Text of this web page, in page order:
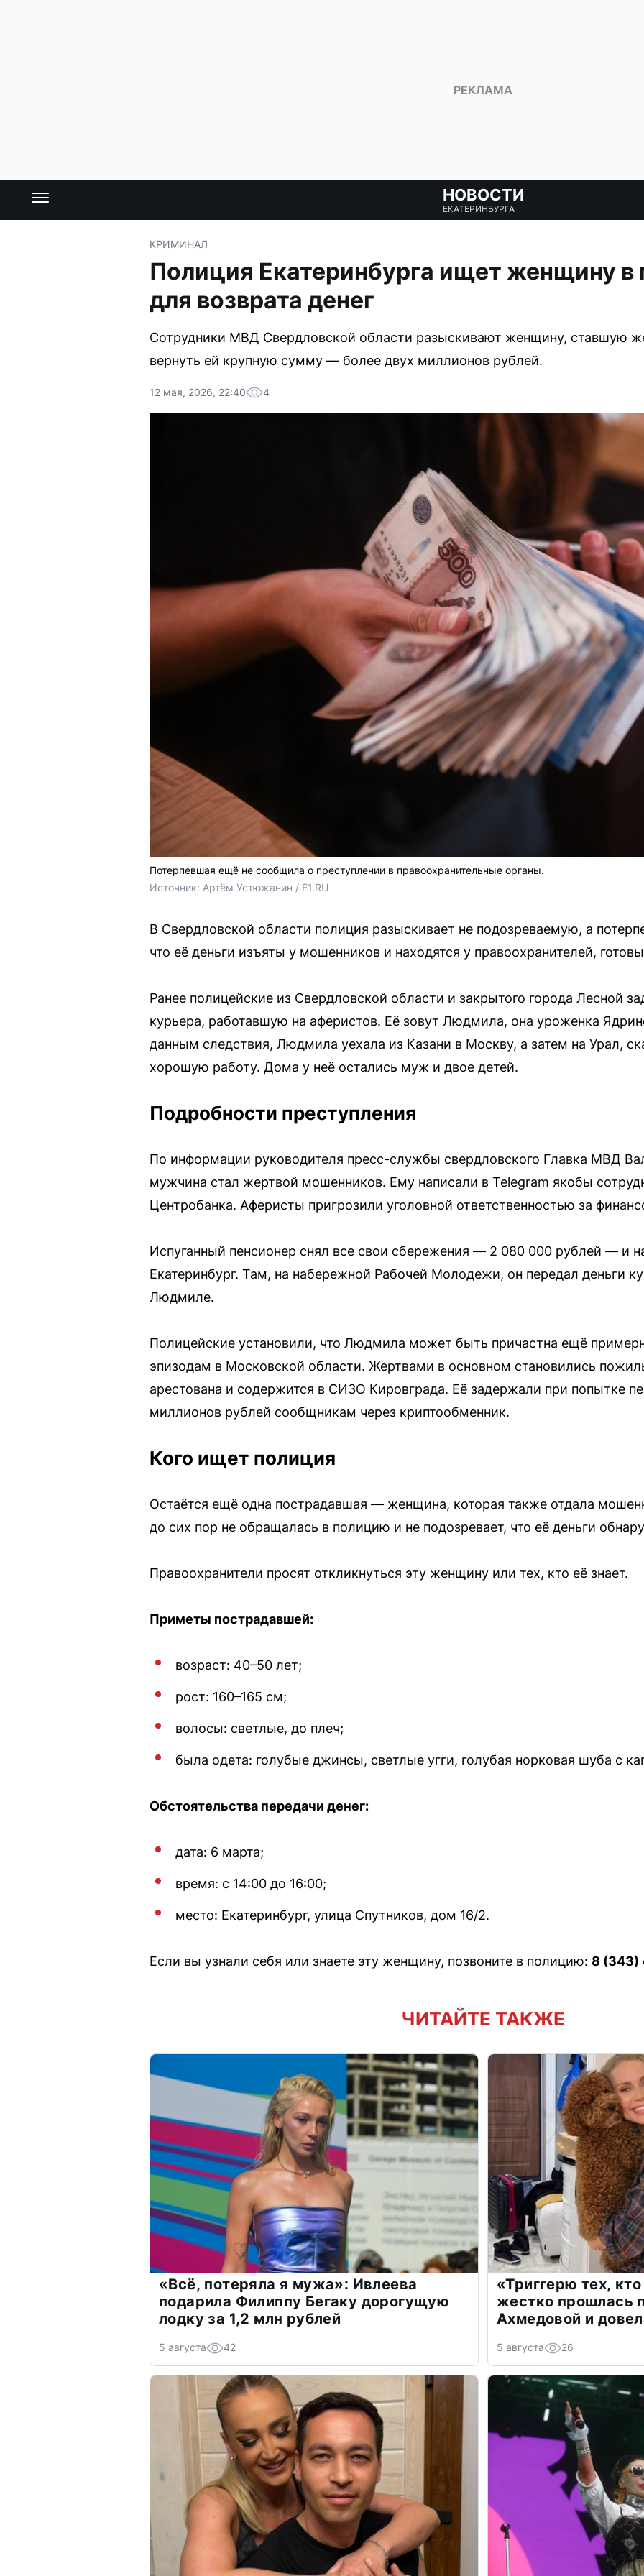
НОВОСТИ
ЕКАТЕРИНБУРГА
КРИМИНАЛ
Полиция Екатеринбурга ищет женщину в
для возврата денег
Сотрудники МВД Свердловской области разыскивают женщину, ставшую
вернуть ей крупную сумму — более двух миллионов рублей.
12 мая, 2026, 22:40 4
Потерпевшая ещё не сообщила о преступлении в правоохранительные органы.
Источник: Артём Устюжанин / E1.RU
В Свердловской области полиция разыскивает не подозреваемую, а
что её деньги изъяты у мошенников и находятся у правоохранителей,
Ранее полицейские из Свердловской области и закрытого города Лесной
курьера, работавшую на аферистов. Её зовут Людмила, она уроженка
данным следствия, Людмила уехала из Казани в Москву, а затем на Урал,
хорошую работу. Дома у неё остались муж и двое детей.
Подробности преступления
По информации руководителя пресс-службы свердловского Главка МВД
мужчина стал жертвой мошенников. Ему написали в Telegram якобы
Центробанка. Аферисты пригрозили уголовной ответственностью за
Испуганный пенсионер снял все свои сбережения — 2 080 000 рублей — и
Екатеринбург. Там, на набережной Рабочей Молодежи, он передал деньги
Людмиле.
Полицейские установили, что Людмила может быть причастна ещё
эпизодам в Московской области. Жертвами в основном становились
арестована и содержится в СИЗО Кировграда. Её задержали при попытке
миллионов рублей сообщникам через криптообменник.
Кого ищет полиция
Остаётся ещё одна пострадавшая — женщина, которая также отдала
до сих пор не обращалась в полицию и не подозревает, что её деньги
Правоохранители просят откликнуться эту женщину или тех, кто её знает.
Приметы пострадавшей:
возраст: 40–50 лет;
рост: 160–165 см;
волосы: светлые, до плеч;
была одета: голубые джинсы, светлые угги, голубая норковая шуба с
Обстоятельства передачи денег:
дата: 6 марта;
время: с 14:00 до 16:00;
место: Екатеринбург, улица Спутников, дом 16/2.
Если вы узнали себя или знаете эту женщину, позвоните в полицию: 8 (343)
ЧИТАЙТЕ ТАКЖЕ
«Всё, потеряла я мужа»: Ивлеева
подарила Филиппу Бегаку дорогущую
лодку за 1,2 млн рублей
5 августа 42
«Триггерю тех,
жестко прошлась
Ахмедовой и
5 августа 26